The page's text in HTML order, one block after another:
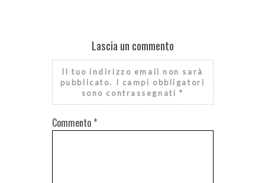
Lascia un commento
Il tuo indirizzo email non sarà
pubblicato.
I campi obbligatori
sono contrassegnati *
Commento *